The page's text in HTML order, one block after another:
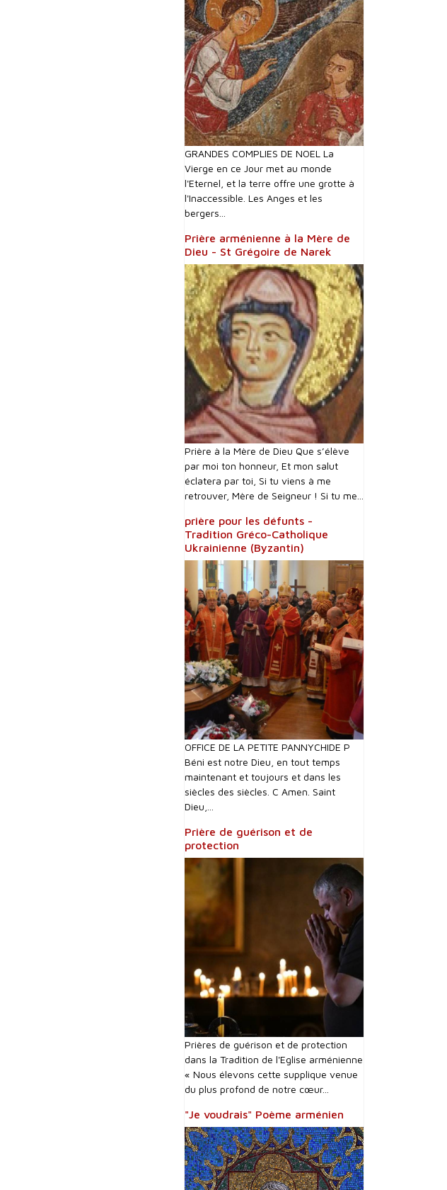
GRANDES COMPLIES DE NOEL La
Vierge en ce Jour met au monde
l'Eternel, et la terre offre une grotte à
l'Inaccessible. Les Anges et les
bergers...
Prière arménienne à la Mère de
Dieu - St Grégoire de Narek
Prière à la Mère de Dieu Que s’élève
par moi ton honneur, Et mon salut
éclatera par toi, Si tu viens à me
retrouver, Mère de Seigneur ! Si tu me...
prière pour les défunts -
Tradition Gréco-Catholique
Ukrainienne (Byzantin)
OFFICE DE LA PETITE PANNYCHIDE P
Béni est notre Dieu, en tout temps
maintenant et toujours et dans les
siècles des siècles. C Amen. Saint
Dieu,...
Prière de guérison et de
protection
Prières de guérison et de protection
dans la Tradition de l'Eglise arménienne
« Nous élevons cette supplique venue
du plus profond de notre cœur...
"Je voudrais" Poème arménien